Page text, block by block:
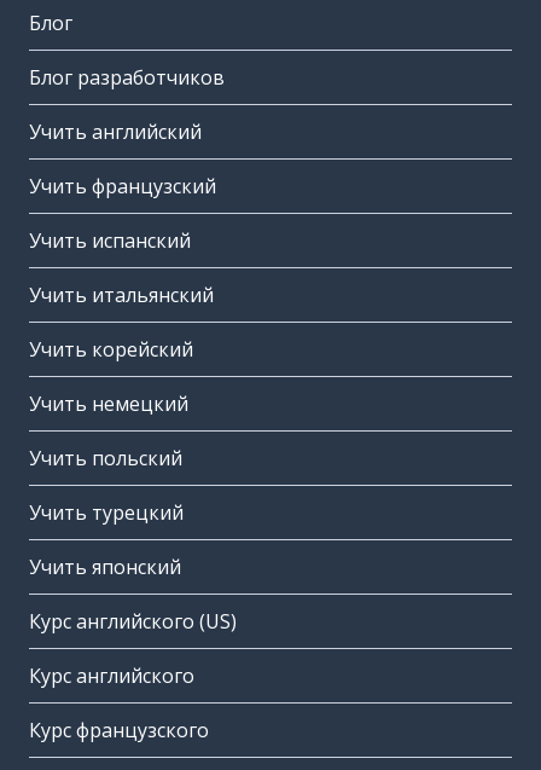
Блог
Блог разработчиков
Учить английский
Учить французский
Учить испанский
Учить итальянский
Учить корейский
Учить немецкий
Учить польский
Учить турецкий
Учить японский
Курс английского (US)
Курс английского
Курс французского